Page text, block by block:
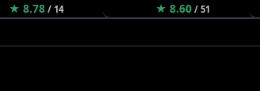
★ 8.78/ 14 ★ 8.60/ 51